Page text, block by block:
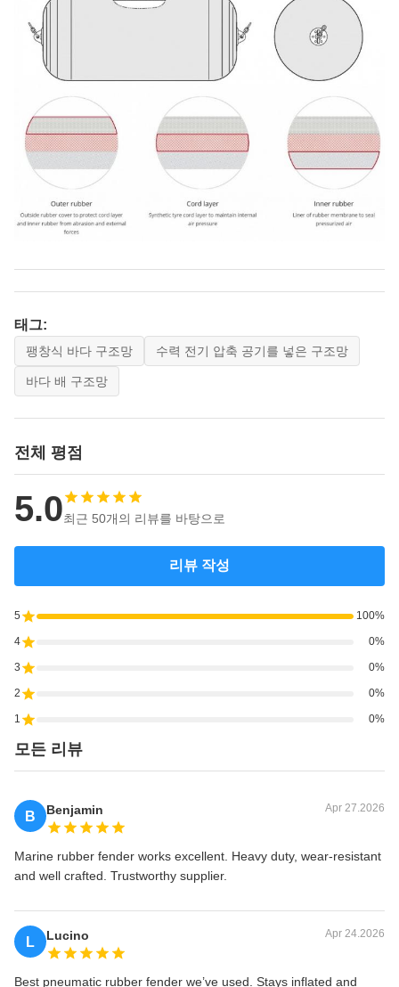
태그:
팽창식 바다 구조망 수력 전기 압축 공기를 넣은 구조망
바다 배 구조망
전체 평점
5.0최근 50개의 리뷰를 바탕으로
리뷰 작성
5 100%
4 0%
3 0%
2 0%
1 0%
모든 리뷰
B Benjamin Apr 27.2026
Marine rubber fender works excellent. Heavy duty, wear-resistant
and well crafted. Trustworthy supplier.
L Lucino Apr 24.2026
Best pneumatic rubber fender we’ve used. Stays inflated and